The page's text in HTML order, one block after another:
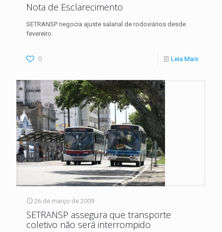
Nota de Esclarecimento
SETRANSP negocia ajuste salarial de rodoviários desde
fevereiro.
0 Leia Mais
26 de março de 2009
SETRANSP assegura que transporte
coletivo não será interrompido